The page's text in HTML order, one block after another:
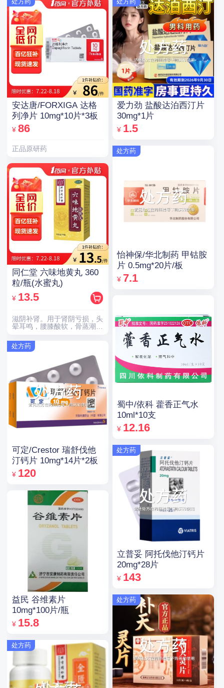
安达唐/FORXIGA 达格
列净片 10mg*10片*3板
¥ 86
正品原研药
同仁堂 六味地黄丸 360
粒/瓶(水蜜丸)
¥ 13.5
滋阴补肾。用于肾阴亏损，头
晕耳鸣，腰膝酸软，骨蒸潮
处方药
可定/Crestor 瑞舒伐他
汀钙片 10mg*14片*2板
¥ 120
益民 谷维素片
10mg*100片/瓶
¥ 15.8
处方药
爱力劲 盐酸达泊西汀片
30mg*1片
¥ 1.5
处方药
怡神保/华北制药 甲钴胺
片 0.5mg*20片/板
¥ 7.1
蜀中/依科 藿香正气水
10ml*10支
¥ 12.16
处方药
立普妥 阿托伐他汀钙片
20mg*28片
¥ 143
处方药